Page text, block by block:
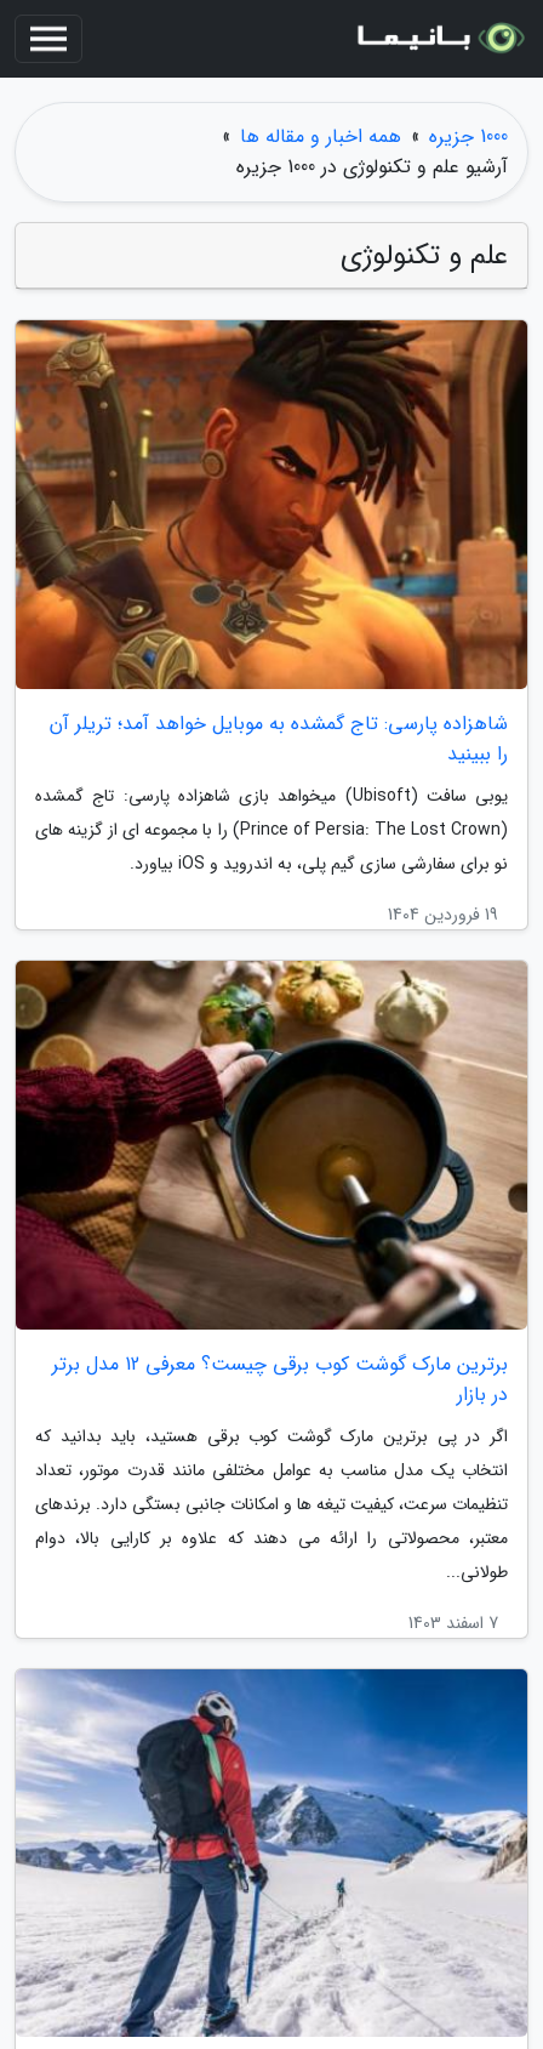
1000 جزیره » همه اخبار و مقاله ها »
آرشیو علم و تکنولوژی در 1000 جزیره
علم و تکنولوژی
شاهزاده پارسی: تاج گمشده به موبایل خواهد آمد؛ تریلر آن
را ببینید
یوبی سافت (Ubisoft) میخواهد بازی شاهزاده پارسی: تاج گمشده
(Prince of Persia: The Lost Crown) را با مجموعه ای از گزینه های
نو برای سفارشی سازی گیم پلی، به اندروید و iOS بیاورد.
19 فروردین 1404
برترین مارک گوشت کوب برقی چیست؟ معرفی 12 مدل برتر
در بازار
اگر در پی برترین مارک گوشت کوب برقی هستید، باید بدانید که
انتخاب یک مدل مناسب به عوامل مختلفی مانند قدرت موتور، تعداد
تنظیمات سرعت، کیفیت تیغه ها و امکانات جانبی بستگی دارد. برندهای
معتبر، محصولاتی را ارائه می دهند که علاوه بر کارایی بالا، دوام
طولانی...
7 اسفند 1403